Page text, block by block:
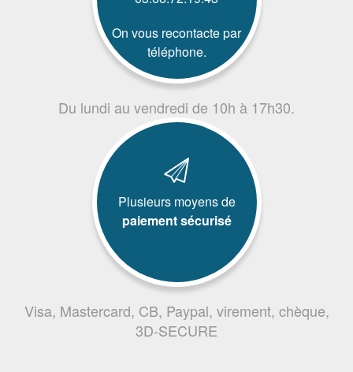
On vous recontacte par
téléphone.
Du lundi au vendredi de 10h à 17h30.
Plusieurs moyens de
paiement sécurisé
Visa, Mastercard, CB, Paypal, virement, chèque,
3D-SECURE